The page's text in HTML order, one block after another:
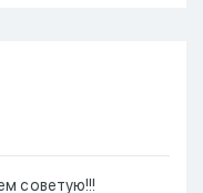
советую!!!